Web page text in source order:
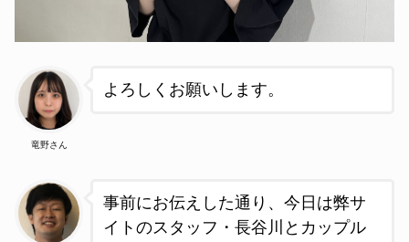
竜野さん
よろしくお願いします。
事前にお伝えした通り、今日は弊サ
イトのスタッフ・長谷川とカップル